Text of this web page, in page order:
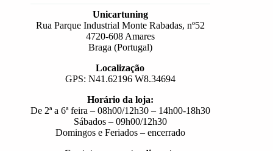
Unicartuning
Rua Parque Industrial Monte Rabadas, nº52
4720-608 Amares
Braga (Portugal)
Localização
GPS: N41.62196 W8.34694
Horário da loja:
De 2ª a 6ª feira – 08h00/12h30 – 14h00-18h30
Sábados – 09h00/12h30
Domingos e Feriados – encerrado